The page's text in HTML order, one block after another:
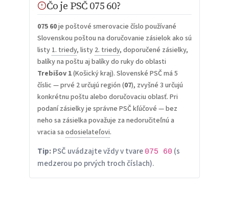
Čo je PSČ 075 60?
075 60je poštové smerovacie číslo používané
Slovenskou poštou na doručovanie zásielok ako sú
listy 1. triedy, listy 2. triedy, doporučené zásielky,
balíky na poštu aj balíky do ruky do oblasti
Trebišov 1(Košický kraj). Slovenské PSČ má 5
číslic — prvé 2 určujú región (07), zvyšné 3 určujú
konkrétnu poštu alebo doručovaciu oblasť. Pri
podaní zásielky je správne PSČ kľúčové — bez
neho sa zásielka považuje za nedoručiteľnú a
vracia sa odosielateľovi.
Tip:PSČ uvádzajte vždy v tvare 075 60 (s
medzerou po prvých troch číslach).